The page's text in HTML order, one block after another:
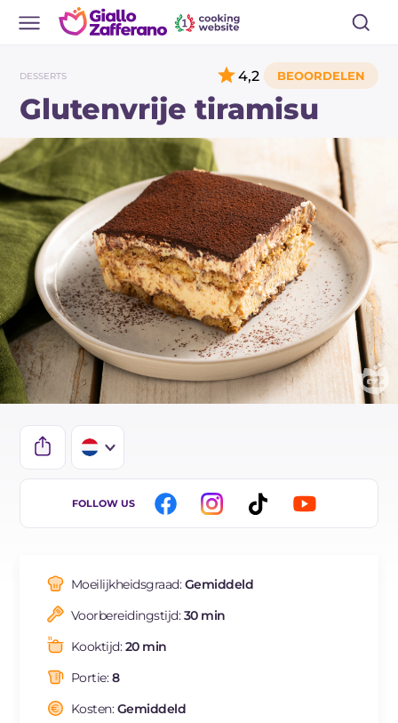
DESSERTS
Glutenvrije tiramisu
4,2
IT
FR
DE
BR
FOLLOW US
Moeilijkheidsgraad:Gemiddeld
Voorbereidingstijd:30 min
Kooktijd:20 min
Portie:8
Kosten:Gemiddeld